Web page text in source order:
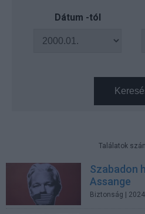
Dátum -tól
Találatok
Szabadon
Assange
Biztonság |